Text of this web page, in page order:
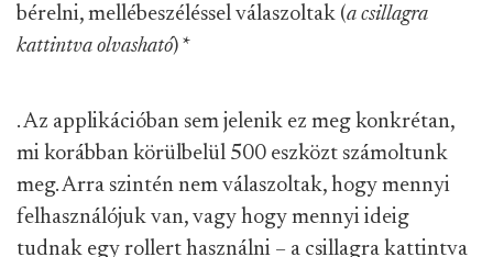
bérelni, mellébeszéléssel válaszoltak (a csillagra
kattintva olvasható) *
. Az applikációban sem jelenik ez meg konkrétan,
mi korábban körülbelül 500 eszközt számoltunk
meg. Arra szintén nem válaszoltak, hogy mennyi
felhasználójuk van, vagy hogy mennyi ideig
tudnak egy rollert használni – a csillagra kattintva